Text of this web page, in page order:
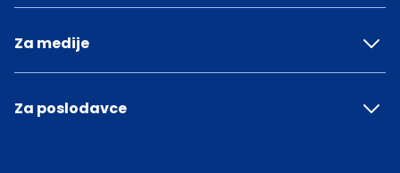
Za medije
Za poslodavce